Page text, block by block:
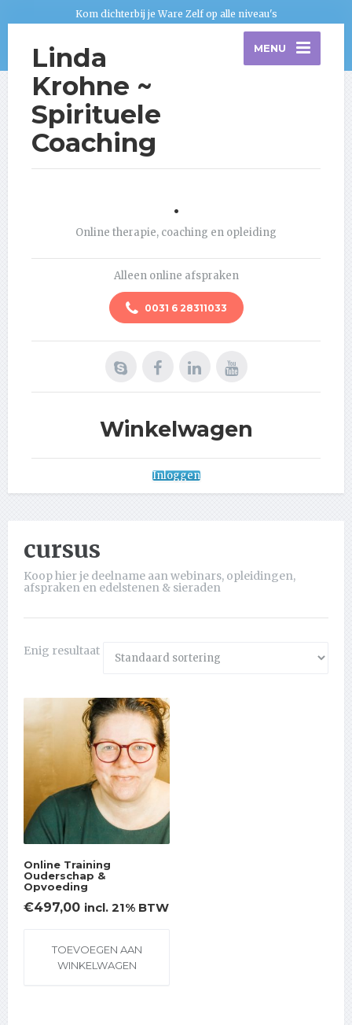
Kom dichterbij je Ware Zelf op alle niveau's
Linda
Krohne ~
Spirituele
Coaching
MENU
.
Online therapie, coaching en opleiding
Alleen online afspraken
0031 6 28311033
Winkelwagen
Inloggen
cursus
Koop hier je deelname aan webinars, opleidingen,
afspraken en edelstenen & sieraden
Enig resultaat
Online Training
Ouderschap &
Opvoeding
€497,00 incl. 21% BTW
TOEVOEGEN AAN
WINKELWAGEN